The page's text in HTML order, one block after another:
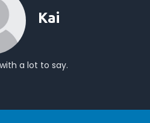
Kai
a lot to say.